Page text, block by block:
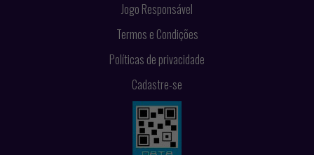
Jogo Responsável
Termos e Condições
Políticas de privacidade
Cadastre-se